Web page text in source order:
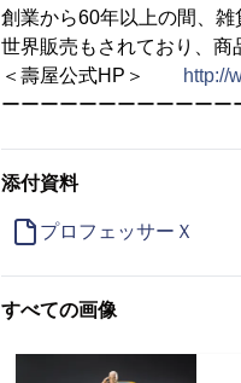
創業から60年以上の間、雑
世界販売もされており、商
＜壽屋公式HP＞
http://
ーーーーーーーーーーー
添付資料
プロフェッサーＸ
すべての画像